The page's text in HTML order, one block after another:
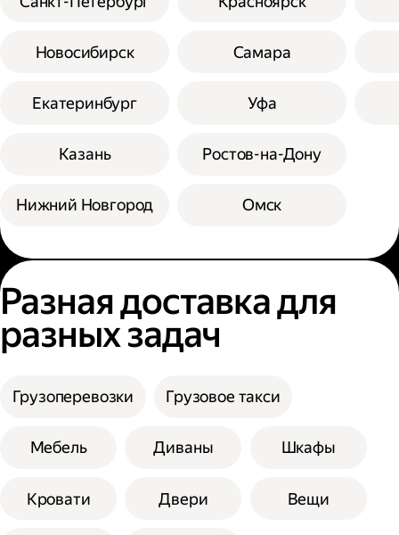
Новосибирск
Екатеринбург
Казань
Нижний Новгород
Самара
Уфа
Ростов-на-Дону
Омск
Разная доставка для
разных задач
Грузоперевозки Грузовое такси
Мебель Диваны Шкафы
Кровати Двери Вещи